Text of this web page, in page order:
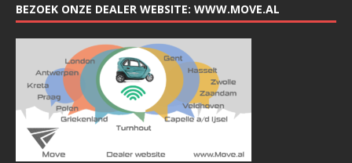
BEZOEK ONZE DEALER WEBSITE: WWW.MOVE.AL